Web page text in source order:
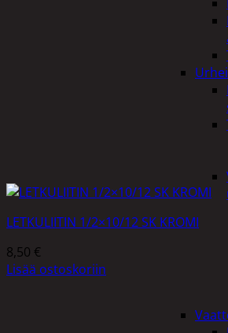
LETKULIITIN 1/2×10/12 SK KROMI
8,50 €
Lisää ostoskoriin